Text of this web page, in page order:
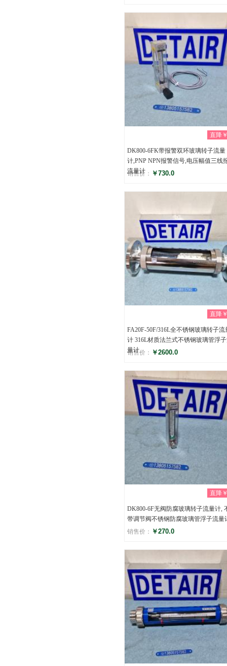
评分
直降
DK800-6FK带报警双环玻璃转子流量
计,PNP NPN报警信号,电压幅值三线
流量计
销售价： ￥730.0
评分
直降
FA20F-50F/316L全不锈钢玻璃转子流
计 316L材质法兰式不锈钢玻璃管浮
量计
销售价： ￥2600.0
评分
(0)
直降
DK800-6F无阀防腐玻璃转子流量计,
带调节阀不锈钢防腐玻璃管浮子流量
销售价： ￥270.0
评分